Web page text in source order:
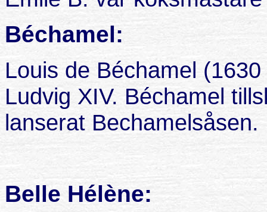
Béchamel:
Louis de Béchamel
Ludvig XIV. Béchamel
lanserat Bechamelsåsen.
Belle Hélène: